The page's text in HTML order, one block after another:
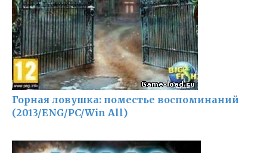
Горная ловушка: поместье воспоминаний
(2013/ENG/PC/Win All)